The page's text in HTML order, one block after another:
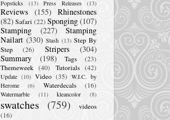
Popsticks (13) Press Releases (13)
Reviews (155) Rhinestones
(82) Safari (22) Sponging(107)
Stamping
(227)
Stamping
Nailart (330) Stash (13) Step By
Step
(26) Stripers
(304)
Summary
(198) Tags
(23)
Themeweek (40) Tutorials (42)
Update (10) Video (35) W.I.C. by
Herome
(6) Waterdecals (16)
Watermarble (11) kleancolor (8)
swatches (759)
videos
(16)